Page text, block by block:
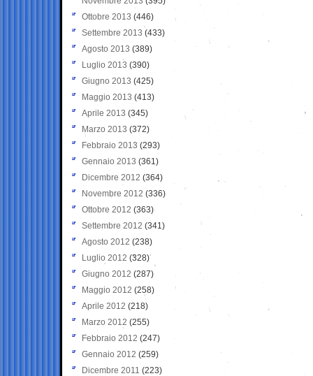
Ottobre 2013 (446)
Settembre 2013 (433)
Agosto 2013 (389)
Luglio 2013 (390)
Giugno 2013 (425)
Maggio 2013 (413)
Aprile 2013 (345)
Marzo 2013 (372)
Febbraio 2013 (293)
Gennaio 2013 (361)
Dicembre 2012 (364)
Novembre 2012 (336)
Ottobre 2012 (363)
Settembre 2012 (341)
Agosto 2012 (238)
Luglio 2012 (328)
Giugno 2012 (287)
Maggio 2012 (258)
Aprile 2012 (218)
Marzo 2012 (255)
Febbraio 2012 (247)
Gennaio 2012 (259)
Dicembre 2011 (223)